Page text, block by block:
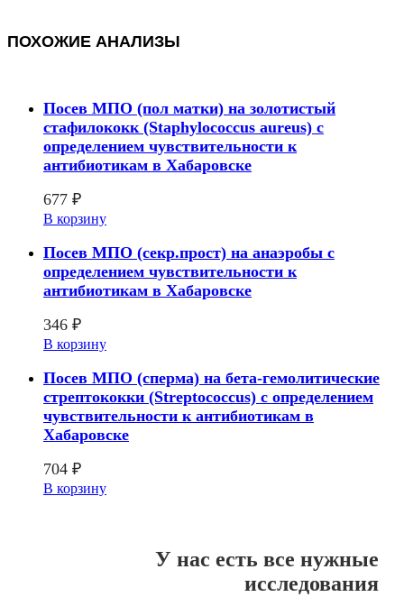
ПОХОЖИЕ АНАЛИЗЫ
Посев МПО (пол матки) на золотистый
стафилококк (Staphylococcus aureus) с
определением чувcтвительности к
антибиотикам в Хабаровске
677 ₽
В корзину
Посев МПО (секр.прост) на анаэробы с
определением чувcтвительности к
антибиотикам в Хабаровске
346 ₽
В корзину
Посев МПО (сперма) на бета-гемолитические
стрептококки (Streptococcus) с определением
чувcтвительности к антибиотикам в
Хабаровске
704 ₽
В корзину
У нас есть все нужные
исследования